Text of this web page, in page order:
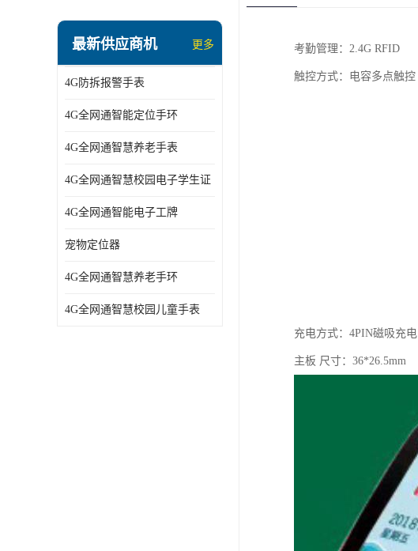
指静脉识别智能锁
2G/BT4.0智能睡眠带
2G/4G智慧养老手环
最新供应商机 更多
4G防拆报警手表
4G全网通智能定位手环
4G全网通智慧养老手表
4G全网通智慧校园电子学生证
4G全网通智能电子工牌
宠物定位器
4G全网通智慧养老手环
4G全网通智慧校园儿童手表
考勤管理：2.4G RFID
触控方式：电容多点触控
充电方式：4PIN磁吸充电
主板 尺寸：36*26.5mm